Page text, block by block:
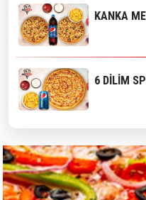
KANKA
6 DİLİM